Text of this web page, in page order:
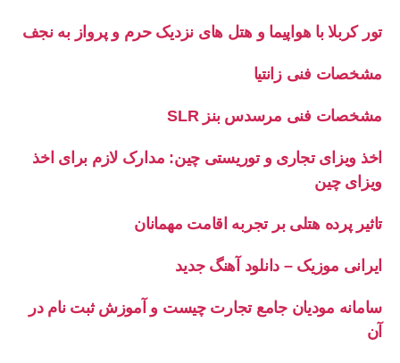
تور کربلا با هواپیما و هتل های نزدیک حرم و پرواز به نجف
مشخصات فنی زانتیا
مشخصات فنی مرسدس بنز SLR
اخذ ویزای تجاری و توریستی چین: مدارک لازم برای اخذ
ویزای چین
تاثیر پرده هتلی بر تجربه اقامت مهمانان
ایرانی موزیک – دانلود آهنگ جدید
سامانه مودیان جامع تجارت چیست و آموزش ثبت نام در
آن